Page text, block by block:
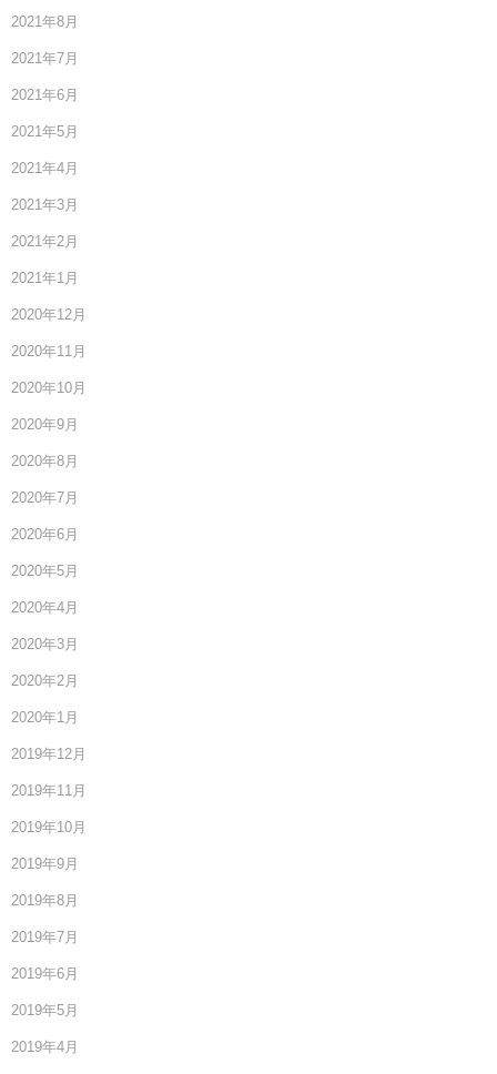
2021年8月
2021年7月
2021年6月
2021年5月
2021年4月
2021年3月
2021年2月
2021年1月
2020年12月
2020年11月
2020年10月
2020年9月
2020年8月
2020年7月
2020年6月
2020年5月
2020年4月
2020年3月
2020年2月
2020年1月
2019年12月
2019年11月
2019年10月
2019年9月
2019年8月
2019年7月
2019年6月
2019年5月
2019年4月